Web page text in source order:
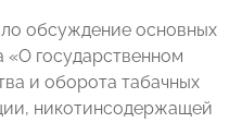
обсуждение основных
«О государственном
и оборота табачных
никотинсодержащей